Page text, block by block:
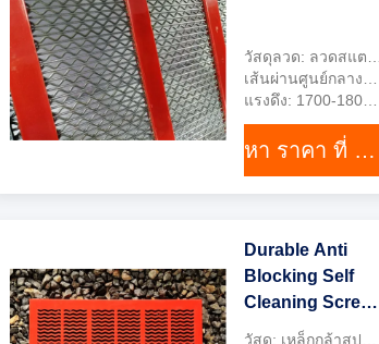
แรงดึง: 1700-1800Mpa
หา ราคา ที่ ดี ที่สุด
Durable Anti
Blocking Self
Cleaning Screen
Mesh 1.2mm-